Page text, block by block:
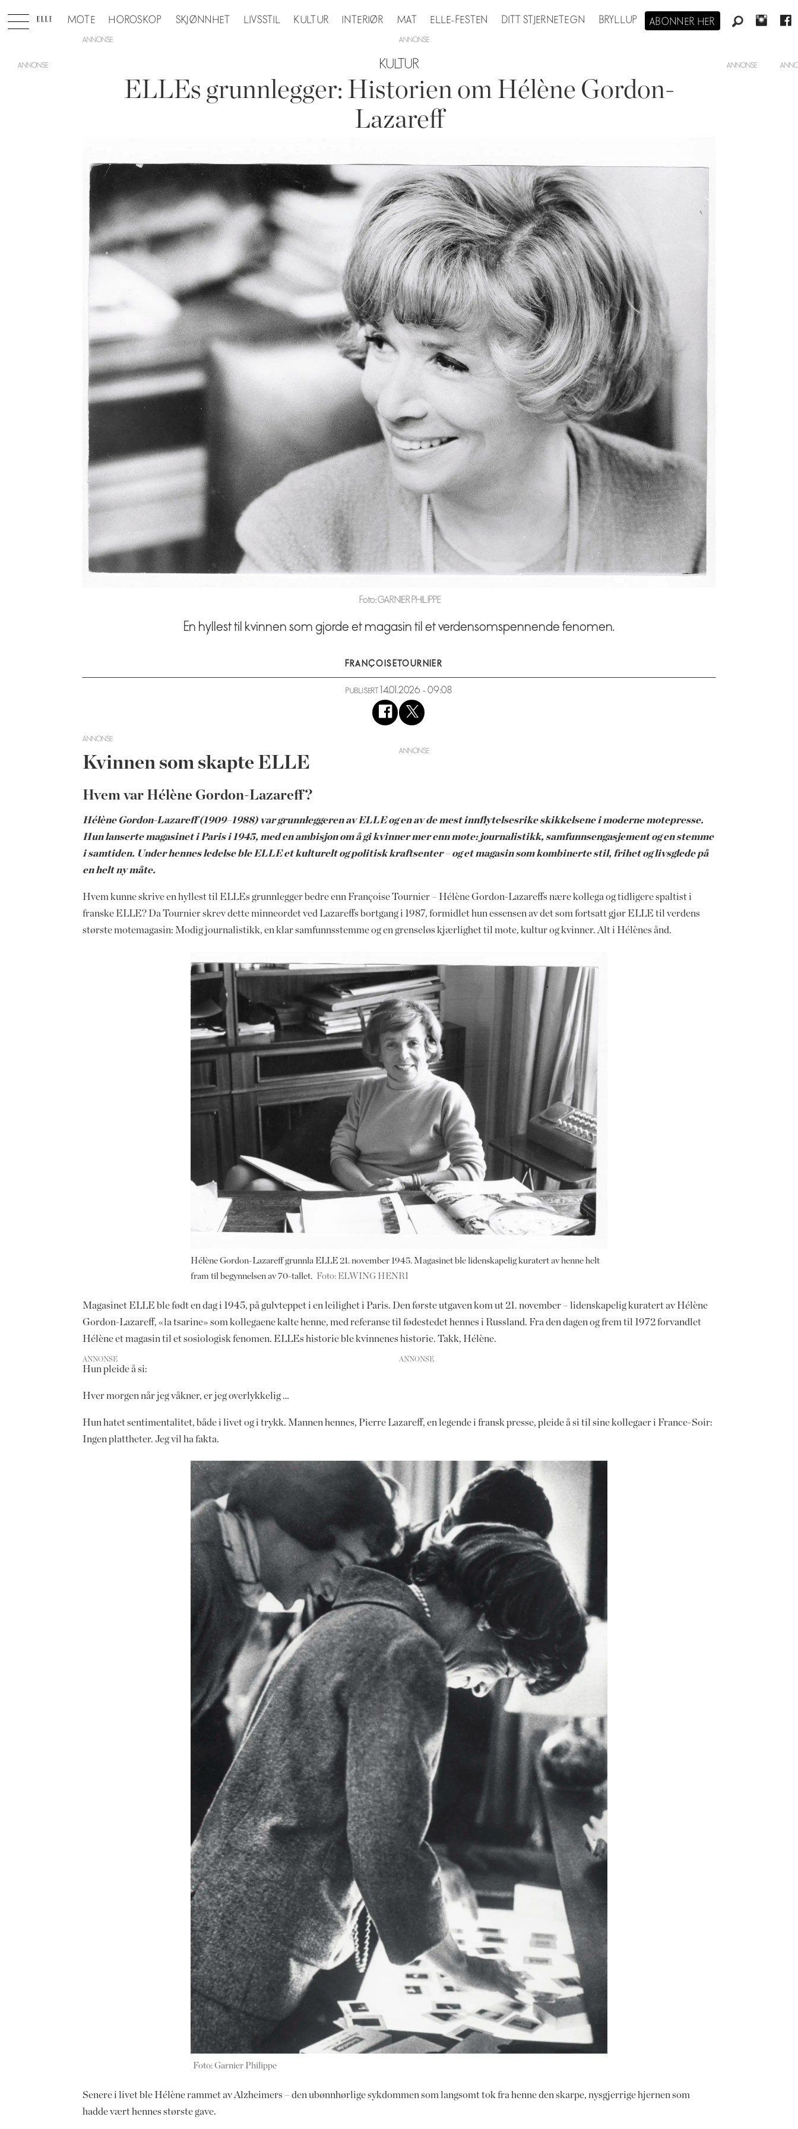
MOTE HOROSKOP SKJØNNHET LIVSSTIL KULTUR INTERIØR MAT ELLE-FESTEN DITT STJERNETEGN BRYLLUP ABONNER HER
ANNONSE
KULTUR
ELLEs grunnlegger: Historien om Hélène Gordon-
Lazareff
Foto: GARNIER PHILIPPE
En hyllest til kvinnen som gjorde et magasin til et verdensomspennende fenomen.
FRANÇOISETOURNIER
PUBLISERT 14.01.2026 - 09:08
ANNONSE
Kvinnen som skapte ELLE
Hvem var Hélène Gordon-Lazareff?
Hélène Gordon-Lazareff (1909–1988) var grunnleggeren av ELLE og en av de mest innflytelsesrike skikkelsene i moderne motepresse.
Hun lanserte magasinet i Paris i 1945, med en ambisjon om å gi kvinner mer enn mote: journalistikk, samfunnsengasjement og en stemme
i samtiden. Under hennes ledelse ble ELLE et kulturelt og politisk kraftsenter – og et magasin som kombinerte stil, frihet og livsglede på
en helt ny måte.
Hvem kunne skrive en hyllest til ELLEs grunnlegger bedre enn Françoise Tournier – Hélène Gordon-Lazareffs nære kollega og tidligere spaltist i
franske ELLE? Da Tournier skrev dette minneordet ved Lazareffs bortgang i 1987, formidlet hun essensen av det som fortsatt gjør ELLE til verdens
største motemagasin: Modig journalistikk, en klar samfunnsstemme og en grenseløs kjærlighet til mote, kultur og kvinner. Alt i Hélènes ånd.
Hélène Gordon-Lazareff ­grunnla ELLE 21. november 1945. Magasinet ble lidenskapelig kuratert av henne helt
fram til begynnelsen av 70-tallet. Foto: ELWING HENRI
Magasinet ELLE ble født en dag i 1945, på gulvteppet i en leilighet i Paris. Den første utgaven kom ut 21. november – lidenskapelig kuratert av Hélène
Gordon-Lazareff, «la tsarine» som kollegaene kalte henne, med referanse til fødestedet hennes i Russland. Fra den dagen og frem til 1972 forvandlet
Hélène et magasin til et sosiologisk fenomen. ELLEs historie ble kvinnenes historie. Takk, Hélène.
ANNONSE
Hun pleide å si:
Hver morgen når jeg våkner, er jeg overlykkelig …
Hun hatet sentimentalitet, både i livet og i trykk. Mannen hennes, Pierre Lazareff, en legende i fransk presse, pleide å si til sine kollegaer i France-Soir:
Ingen plattheter. Jeg vil ha fakta.
Foto: Garnier Philippe
Senere i livet ble Hélène rammet av Alzheimers – den ubønnhørlige sykdommen som langsomt tok fra henne den skarpe, nysgjerrige hjernen som
hadde vært hennes største gave.
ANNONSE